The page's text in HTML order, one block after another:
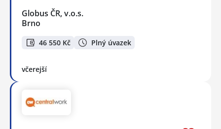
Globus ČR, v.o.s.
Brno
46 550 Kč Plný úvazek
včerejší